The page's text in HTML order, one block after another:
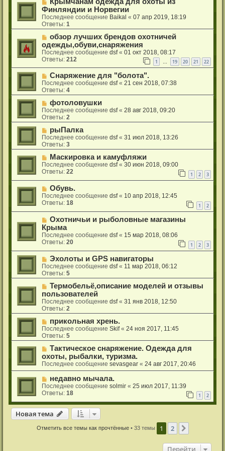
Финляндии и Норвегии
Последнее сообщение Baikal «07 апр 2019, 18:19
Ответы:1
обзор лучших брендов охотничей
одежды,обуви,снаряжения
Последнее сообщениеdsf«01 окт 2018, 08:17
Ответы:212 1 … 19 20 21 22
Снаряжение для "болота".
Последнее сообщениеdsf«21 сен 2018, 07:38
Ответы:4
фотоловушки
Последнее сообщениеdsf«28 авг 2018, 09:20
Ответы:2
рыПалка
Последнее сообщениеdsf«31 июл 2018, 13:26
Ответы:3
Маскировка и камуфляжи
Последнее сообщениеdsf«30 июн 2018, 09:00
Ответы:22 1 2 3
Обувь.
Последнее сообщениеdsf« 10 апр 2018, 12:45
Ответы:18 1 2
Охотничьи и рыболовные магазины
Крыма
Последнее сообщениеdsf« 15 мар 2018, 08:06
Ответы:20 1 2 3
Эхолоты и GPS навигаторы
Последнее сообщениеdsf« 11 мар 2018, 06:12
Ответы:5
Термобельё,описание моделей и отзывы
пользователей
Последнее сообщениеdsf«31 янв 2018, 12:50
Ответы:2
прикольная хрень.
Последнее сообщениеSkif«24 ноя 2017, 11:45
Ответы:5
Тактическое снаряжение. Одежда для
охоты, рыбалки, туризма.
Последнее сообщениеsevasgear «24 авг 2017, 20:46
недавно мычала.
Последнее сообщениеsolmir «25 июл 2017, 11:39
Ответы:18 1 2
Новая тема
Новаятема
Отметить все темы как прочтённые• 33 темы 1 2
Перейти